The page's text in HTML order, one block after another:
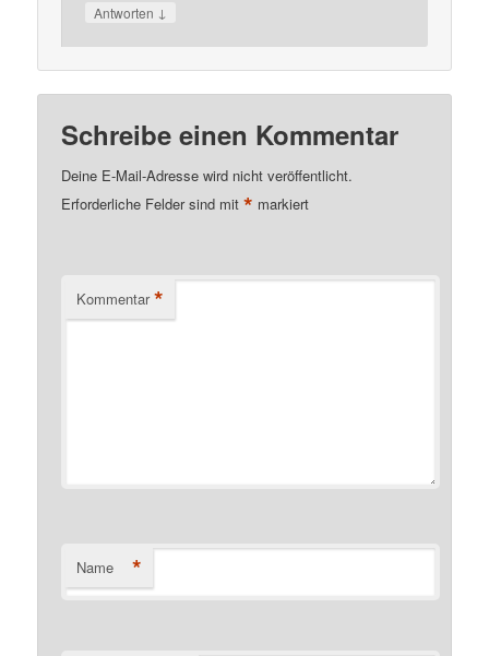
Antworten ↓
Schreibe einen Kommentar
Deine E-Mail-Adresse wird nicht veröffentlicht.
Erforderliche Felder sind mit* markiert
Kommentar *
Name *